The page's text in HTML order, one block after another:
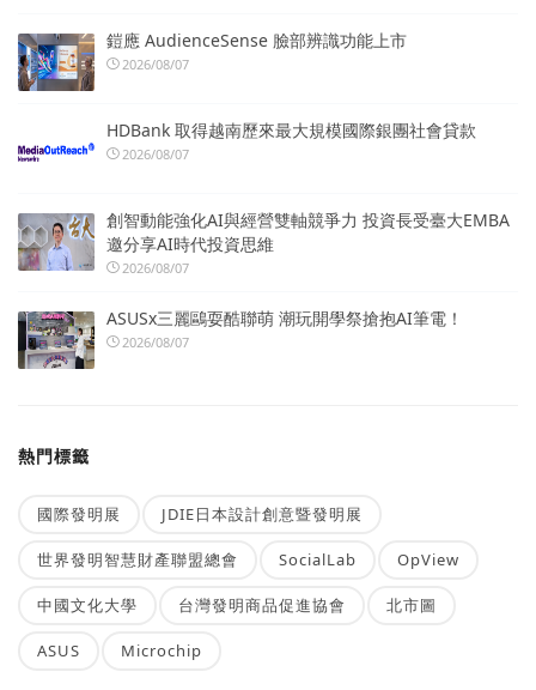
鎧應 AudienceSense 臉部辨識功能上市
2026/08/07
HDBank 取得越南歷來最大規模國際銀團社會貸款
2026/08/07
創智動能強化AI與經營雙軸競爭力 投資長受臺大EMBA
邀分享AI時代投資思維
2026/08/07
ASUSx三麗鷗耍酷聯萌 潮玩開學祭搶抱AI筆電！
2026/08/07
熱門標籤
國際發明展 JDIE日本設計創意暨發明展
世界發明智慧財產聯盟總會 SocialLab OpView
中國文化大學 台灣發明商品促進協會 北市圖
ASUS Microchip